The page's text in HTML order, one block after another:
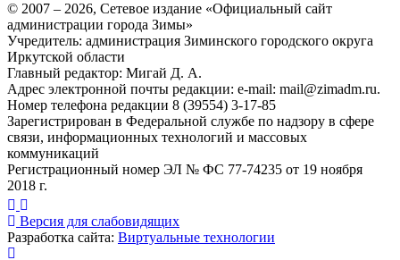
© 2007 – 2026, Сетевое издание «Официальный сайт
администрации города Зимы»
Учредитель: администрация Зиминского городского округа
Иркутской области
Главный редактор: Мигай Д. А.
Адрес электронной почты редакции: e-mail: mail@zimadm.ru.
Номер телефона редакции 8 (39554) 3-17-85
Зарегистрирован в Федеральной службе по надзору в сфере
связи, информационных технологий и массовых
коммуникаций
Регистрационный номер ЭЛ № ФС 77-74235 от 19 ноября
2018 г.
Версия для слабовидящих
Разработка сайта: Виртуальные технологии